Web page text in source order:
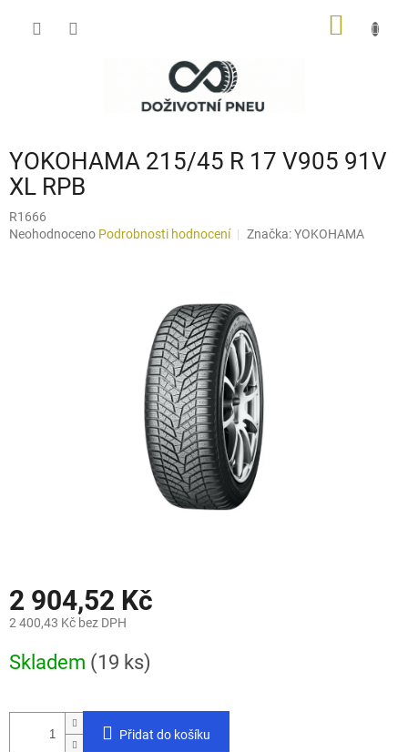
YOKOHAMA 215/45 R 17 V905 91V
XL RPB
R1666
Průměrné
Neohodnoceno Podrobnosti hodnocení Značka:YOKOHAMA
2 904,52 Kč
2 400,43 Kč bez DPH
cena:
Skladem (19 ks)
Přidat do košíku